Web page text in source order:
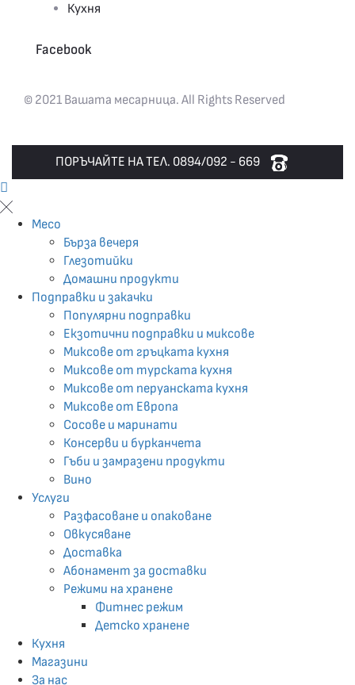
Кухня
Facebook
© 2021 Вашата месарница. All Rights Reserved
ПОРЪЧАЙТЕ НА ТЕЛ. 0894/092 - 669
Месо
Бърза вечеря
Глезотийки
Домашни продукти
Подправки и закачки
Популярни подправки
Екзотични подпрaвки и миксове
Миксове от гръцката кухня
Миксове от турската кухня
Миксове от перуанската кухня
Миксове от Европа
Сосове и маринати
Консерви и бурканчета
Гъби и замразени продукти
Вино
Услуги
Разфасоване и опаковане
Овкусяване
Доставка
Абонамент за доставки
Режими на хранене
Фитнес режим
Детско хранене
Кухня
Магазини
За нас